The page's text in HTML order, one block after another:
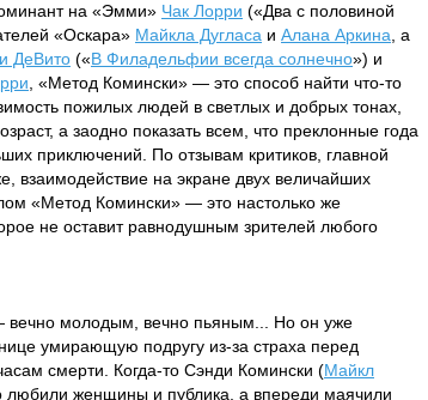
на «Эмми» Чак Лорри («Два с половиной
«Оскара» Майкла Дугласа и Алана Аркина , а
ДеВито («В Филадельфии всегда солнечно») и
, «Метод Комински» — это способ найти что-то
пожилых людей в светлых и добрых тонах,
а заодно показать всем, что преклонные года
приключений. По отзывам критиков, главной
взаимодействие на экране двух величайших
«Метод Комински» — это настолько же
не оставит равнодушным зрителей любого
вечно молодым, вечно пьяным... Но он уже
умирающую подругу из-за страха перед
смерти. Когда-то Сэнди Комински (Майкл
любили женщины и публика, а впереди маячили